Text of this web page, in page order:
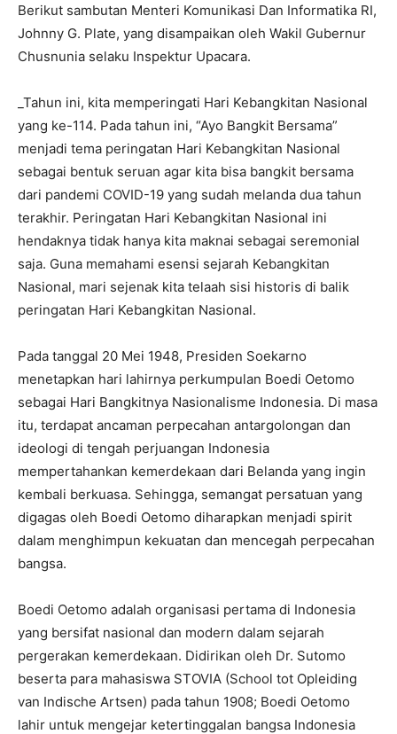
Berikut sambutan Menteri Komunikasi Dan Informatika RI,
Johnny G. Plate, yang disampaikan oleh Wakil Gubernur
Chusnunia selaku Inspektur Upacara.
_Tahun ini, kita memperingati Hari Kebangkitan Nasional
yang ke-114. Pada tahun ini, “Ayo Bangkit Bersama”
menjadi tema peringatan Hari Kebangkitan Nasional
sebagai bentuk seruan agar kita bisa bangkit bersama
dari pandemi COVID-19 yang sudah melanda dua tahun
terakhir. Peringatan Hari Kebangkitan Nasional ini
hendaknya tidak hanya kita maknai sebagai seremonial
saja. Guna memahami esensi sejarah Kebangkitan
Nasional, mari sejenak kita telaah sisi historis di balik
peringatan Hari Kebangkitan Nasional.
Pada tanggal 20 Mei 1948, Presiden Soekarno
menetapkan hari lahirnya perkumpulan Boedi Oetomo
sebagai Hari Bangkitnya Nasionalisme Indonesia. Di masa
itu, terdapat ancaman perpecahan antargolongan dan
ideologi di tengah perjuangan Indonesia
mempertahankan kemerdekaan dari Belanda yang ingin
kembali berkuasa. Sehingga, semangat persatuan yang
digagas oleh Boedi Oetomo diharapkan menjadi spirit
dalam menghimpun kekuatan dan mencegah perpecahan
bangsa.
Boedi Oetomo adalah organisasi pertama di Indonesia
yang bersifat nasional dan modern dalam sejarah
pergerakan kemerdekaan. Didirikan oleh Dr. Sutomo
beserta para mahasiswa STOVIA (School tot Opleiding
van Indische Artsen) pada tahun 1908; Boedi Oetomo
lahir untuk mengejar ketertinggalan bangsa Indonesia